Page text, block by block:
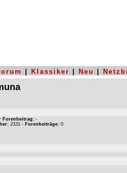
Klassiker Neu
Forenbeitrag: -
2331 - Forenbeiträge: 0